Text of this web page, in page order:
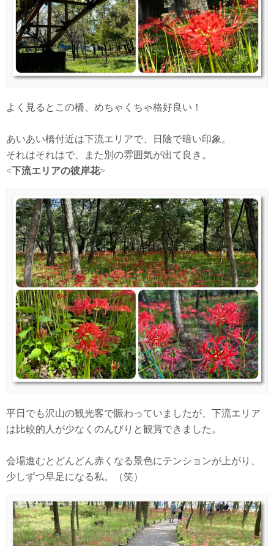
よく見るとこの橋、めちゃくちゃ格好良い！
あいあい橋付近は下流エリアで、日陰で暗い印象。
それはそれはで、また別の雰囲気が出て良き。
<下流エリアの彼岸花>
平日でも沢山の観光客で賑わっていましたが、下流エリア
は比較的人が少なくのんびりと観賞できました。
会場進むとどんどん赤くなる景色にテンションが上がり、
少しずつ早足になる私。（笑）